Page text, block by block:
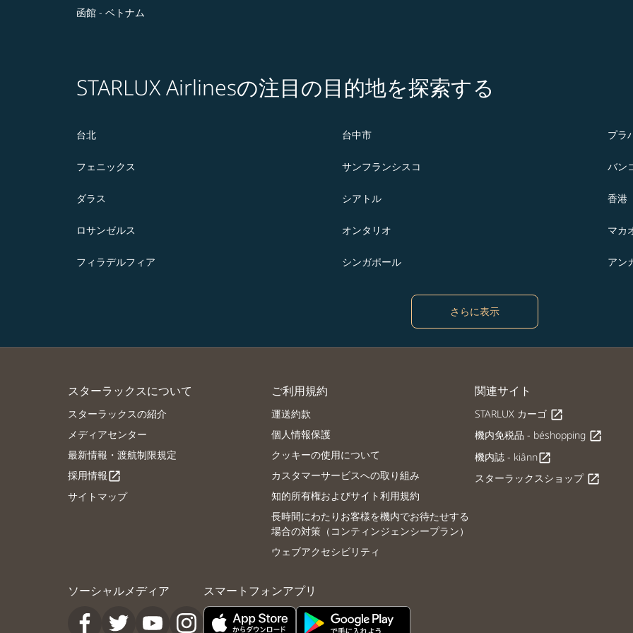
函館 - ベトナム
STARLUX Airlinesの注目の目的地を探索する
台北 台中市 プラ
フェニックス サンフランシスコ バン
ダラス シアトル 香港
ロサンゼルス オンタリオ マカ
フィラデルフィア シンガポール アン
さらに表示
スターラックスについて
スターラックスの紹介
メディアセンター
最新情報・渡航制限規定
採用情報open_in_new
サイトマップ
ご利用規約
運送約款
個人情報保護
クッキーの使用について
カスタマーサービスへの取り組み
知的所有権およびサイト利用規約
長時間にわたりお客様を機内でお待たせする
場合の対策（コンティンジェンシープラン）
ウェブアクセシビリティ
関連サイト
STARLUX カーゴ open_in_new
機内免税品 - béshopping open_in_new
機内誌 - kiânnopen_in_new
スターラックスショップ open_in_new
ソーシャルメディア スマートフォンアプリ